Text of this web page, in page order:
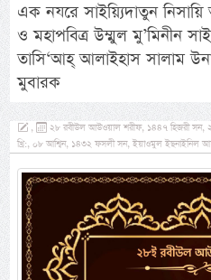
এক নযরে সাইয়্যিদাতুন
ও মহাপবিত্র উম্মুল মু’মিনীন
তাসি‘আহ্ আলাইহাস সালাম
মুবারক
,
২৮ রবীউল আউওয়াল শরীফ, ১৪৪৭ হিজরী সন,
খ্রি:, ০৮ আশ্বিন, ১৪৩২ ফসলী সন, ইয়াওমুল ইছনাইনিল